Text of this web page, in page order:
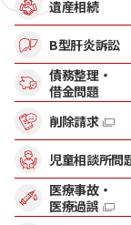
遺産相続
B型肝炎訴訟
債務整理・
借金問題
削除請求
児童相談所問
医療事故・
医療過誤